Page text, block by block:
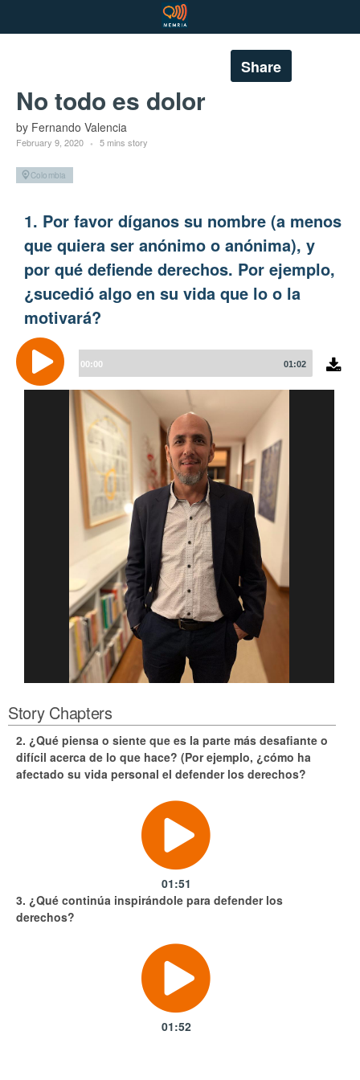
Share
No todo es dolor
by Fernando Valencia
February 9, 2020 5 mins story
Colombia
1. Por favor díganos su nombre (a menos
que quiera ser anónimo o anónima), y
por qué defiende derechos. Por ejemplo,
¿sucedió algo en su vida que lo o la
motivará?
Audio
Player
00:00 01:02
Story Chapters
2. ¿Qué piensa o siente que es la parte más desafiante o
difícil acerca de lo que hace? (Por ejemplo, ¿cómo ha
afectado su vida personal el defender los derechos?
01:51
3. ¿Qué continúa inspirándole para defender los
derechos?
01:52